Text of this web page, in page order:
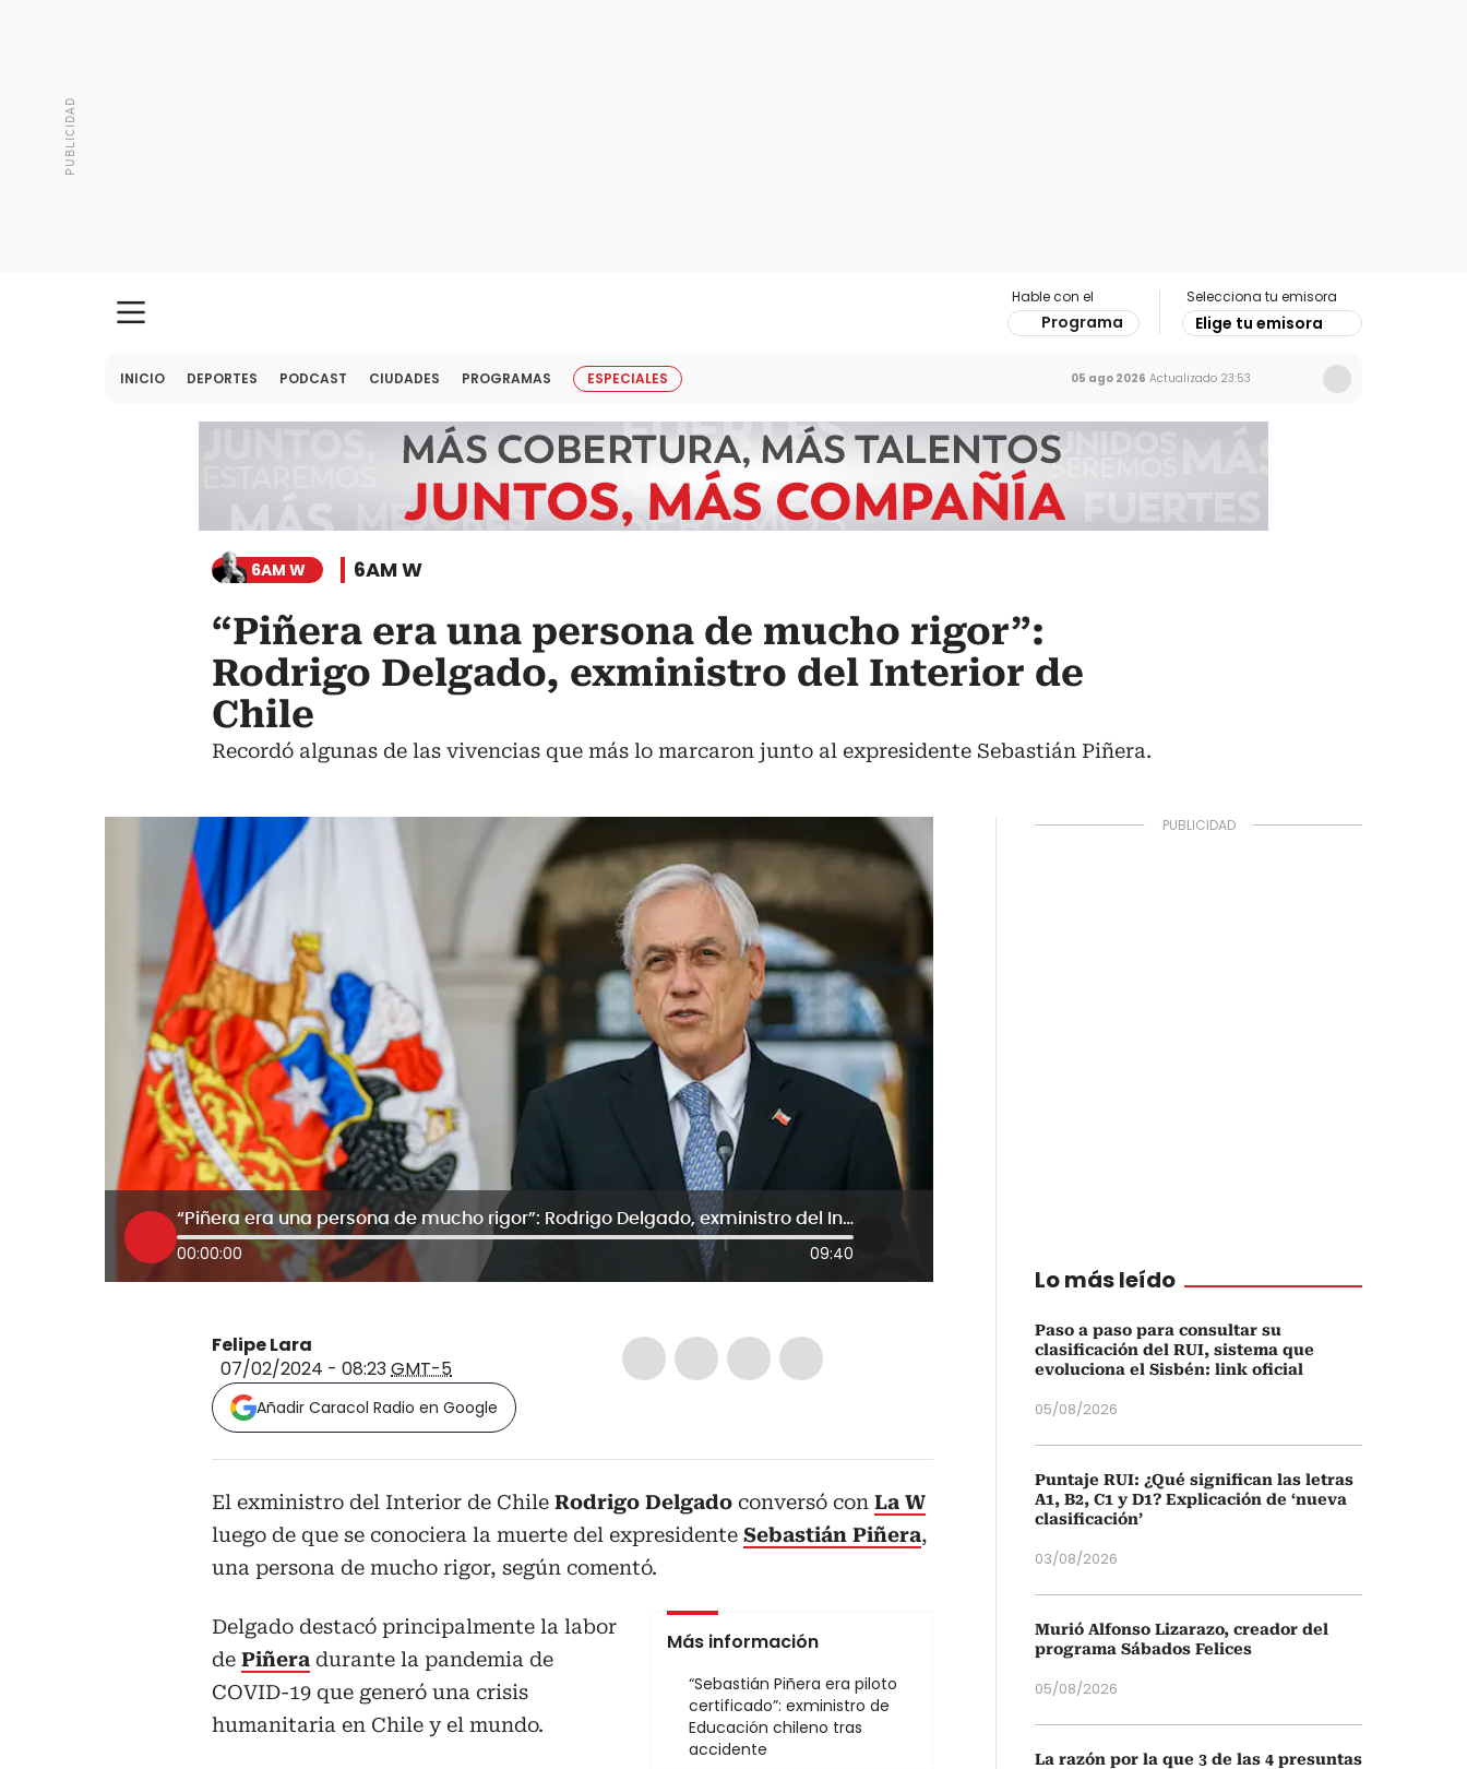
Hable con el
Programa
Selecciona tu emisora
Elige tu emisora
INICIO DEPORTES PODCAST CIUDADES PROGRAMAS ESPECIALES 05 ago 2026 Actualizado 23:53
6AM W 6AM W
“Piñera era una persona de mucho rigor”:
Rodrigo Delgado, exministro del Interior de
Chile
Recordó algunas de las vivencias que más lo marcaron junto al expresidente Sebastián Piñera.
“Piñera era una persona de mucho rigor”: Rodrigo Delgado, exministro del Interior de Chile
00:00:00 09:40
Felipe Lara
07/02/2024 - 08:23GMT-5
Añadir Caracol Radio en Google
El exministro del Interior de Chile Rodrigo Delgado conversó con La W
luego de que se conociera la muerte del expresidente Sebastián Piñera,
una persona de mucho rigor, según comentó.
Más información
“Sebastián Piñera era piloto
certificado”: exministro de
Educación chileno tras
accidente
Delgado destacó principalmente la labor
de Piñera durante la pandemia de
COVID-19 que generó una crisis
humanitaria en Chile y el mundo.
Lo más leído
Paso a paso para consultar su
clasificación del RUI, sistema que
evoluciona el Sisbén: link oficial
05/08/2026
Puntaje RUI: ¿Qué significan las letras
A1, B2, C1 y D1? Explicación de ‘nueva
clasificación’
03/08/2026
Murió Alfonso Lizarazo, creador del
programa Sábados Felices
05/08/2026
La razón por la que 3 de las 4 presuntas